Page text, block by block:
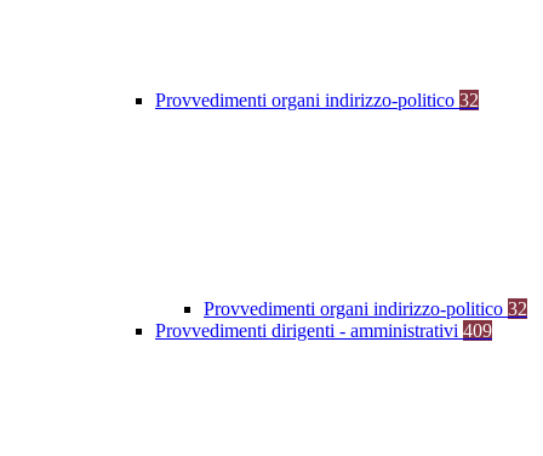
Provvedimenti organi indirizzo-politico 32
Provvedimenti organi indirizzo-politico 32
Provvedimenti dirigenti - amministrativi 409